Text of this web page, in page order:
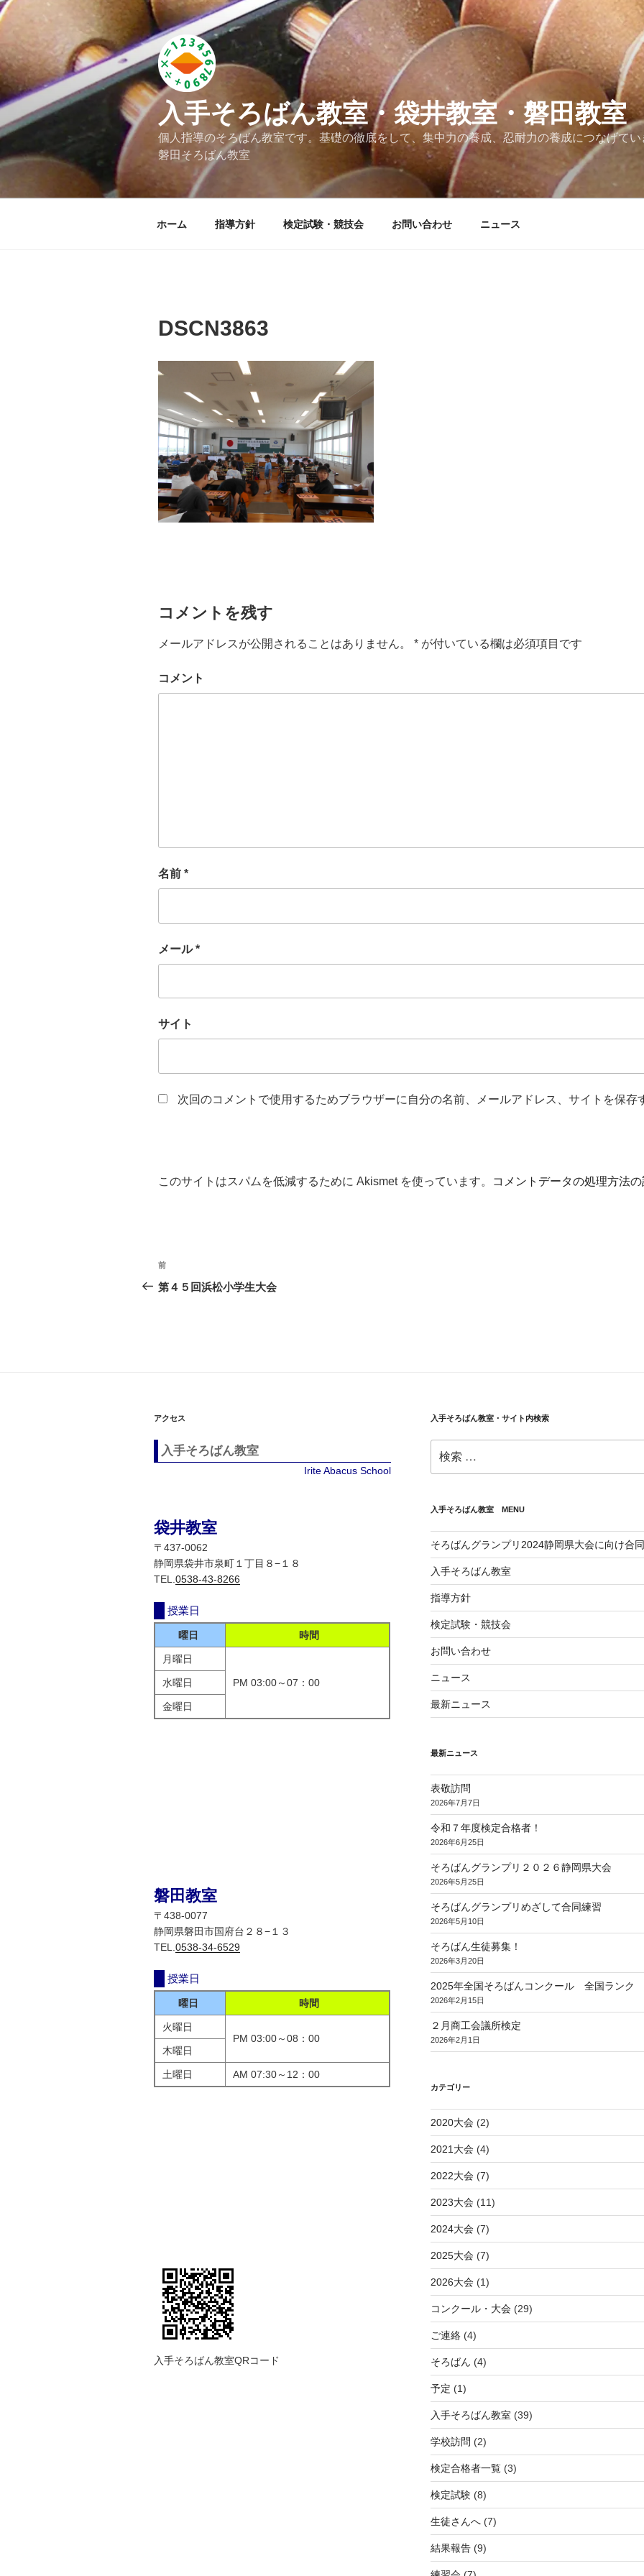
コ
ン
ン
ツ
へ
ス
キ
プ
入手そろばん教室・袋井教室・磐田教室
個人指導のそろばん教室です。基礎の徹底をして、集中力の養成、忍耐力の養成につなげて
磐田そろばん教室
ホーム 指導方針 検定試験・競技会 お問い合わせ ニュース
DSCN3863
コメントを残す
メールアドレスが公開されることはありません。 * が付いている欄は必須項目です
コメント
名前 *
メール*
サイト
次回のコメントで使用するためブラウザーに自分の名前、メールアドレス、サイトを保存
このサイトはスパムを低減するために Akismet を使っています。 コメントデータの処理方法
投
稿
シ
ョ
ン
過
去
前
第４５回浜松小学生大会
アクセス
入手そろばん教室
Irite Abacus School
袋井教室
〒437-0062
静岡県袋井市泉町１丁目８−１８
TEL. 0538-43-8266
授業日
曜日 時間
月曜日
PM 03:00～07：00
水曜日
金曜日
磐田教室
〒438-0077
静岡県磐田市国府台２８−１３
TEL. 0538-34-6529
授業日
曜日 時間
火曜日
PM 03:00～08：00
木曜日
土曜日 AM 07:30～12：00
入手そろばん教室QRコード
入手そろばん教室・サイト内検索
索:
入手そろばん教室 MENU
そろばんグランプリ2024静岡県大会に向け合
入手そろばん教室
指導方針
検定試験・競技会
お問い合わせ
ニュース
最新ニュース
最新ニュース
表敬訪問
2026年7月7日
令和７年度検定合格者！
2026年6月25日
そろばんグランプリ２０２６静岡県大会
2026年5月25日
そろばんグランプリめざして合同練習
2026年5月10日
そろばん生徒募集！
2026年3月20日
2025年全国そろばんコンクール 全国ランク
2026年2月15日
２月商工会議所検定
2026年2月1日
カテゴリー
2020大会(2)
2021大会(4)
2022大会(7)
2023大会(11)
2024大会(7)
2025大会(7)
2026大会(1)
コンクール・大会(29)
ご連絡(4)
そろばん (4)
予定 (1)
入手そろばん教室 (39)
学校訪問 (2)
検定合格者一覧(3)
検定試験(8)
生徒さんへ(7)
結果報告(9)